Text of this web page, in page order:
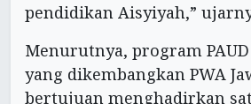
pendidikan Aisyiyah,”
Menurutnya, program
yang dikembangkan PWA
bertujuan menghadirkan